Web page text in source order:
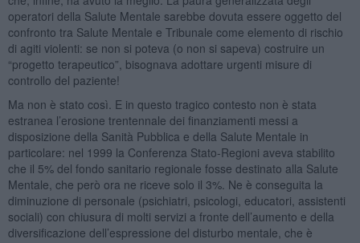
operatori della Salute Mentale sarebbe dovuta essere oggetto del
confronto tra Salute Mentale e Tribunale come elemento di rischio
di agiti violenti: se non si poteva (o non si sapeva) costruire un
“progetto terapeutico”, bisognava adottare urgenti misure di
controllo del paziente!
Ma non è stato così. E in questo tragico contesto non è stata
estranea l’erosione trentennale dei finanziamenti messi a
disposizione della Sanità Pubblica e della Salute Mentale in
particolare: nel 1999 la Conferenza Stato-Regioni aveva stabilito
che il 5% del fondo sanitario regionale fosse destinato alla Salute
Mentale, che però ora ne riceve solo il 3%. Ne è conseguita la
diminuzione di personale (psichiatri, psicologi, educatori, assistenti
sociali) con chiusura di molti servizi a fronte dell’aumento e della
diversificazione dell’espressione del disturbo mentale, che è